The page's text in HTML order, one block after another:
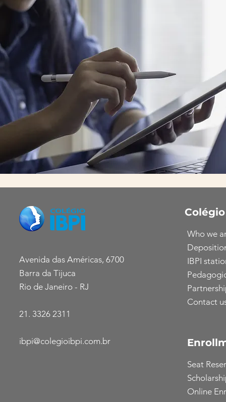
Avenida das Américas, 6700
Barra da Tijuca
Rio de Janeiro - RJ
21. 3326 2311
ibpi@colegioibpi.com.br
Who we
IBPI
Contact
Seat
Online